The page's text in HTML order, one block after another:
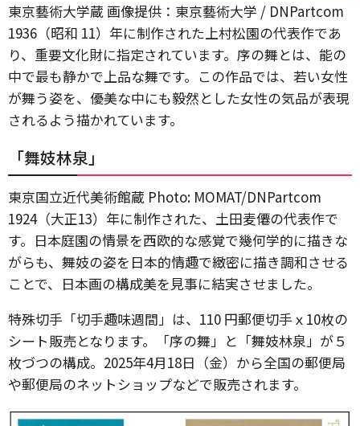
東京藝術大学蔵 画像提供：東京藝術大学 / DNPartcom
1936（昭和 11）年に制作された上村松園の代表作であ
り、重要文化財に指定されています。序の舞とは、能の
中で最も静かで上品な舞です。この作品では、若い女性
が舞う姿を、優美な中にも毅然とした女性の気品が表現
されるよう描かれています。
「舞妓林泉」
東京国立近代美術館蔵 Photo: MOMAT/DNPartcom
1924（大正13）年に制作された、土田麦僊の代表作で
す。日本庭園の情景を西欧的な感覚で幾何学的に描きな
がらも、舞妓の姿を日本的情趣で緻密に描き調和させる
ことで、日本画の構成美を見事に結実させました。
特殊切手「切手趣味週間」は、110 円郵便切手ｘ10枚の
シート販売となります。「序の舞」と「舞妓林泉」が５
枚づつの構成。2025年4月18日（金）から全国の郵便局
や郵便局のネットショップなどで販売されます。